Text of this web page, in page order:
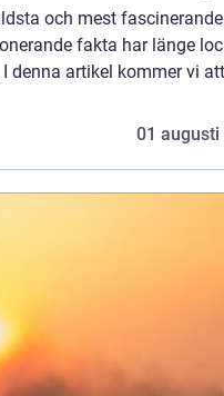
och mest fascinerande
fakta har länge
denna artikel kommer vi
01 augusti